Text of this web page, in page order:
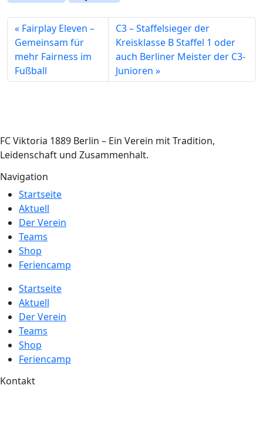
Fairplay Eleven –
Gemeinsam für
mehr Fairness im
Fußball
C3 – Staffelsieger der
Kreisklasse B Staffel 1 oder
auch Berliner Meister der C3-
Junioren
FC Viktoria 1889 Berlin – Ein Verein mit Tradition,
Leidenschaft und Zusammenhalt.
Navigation
Startseite
Aktuell
Der Verein
Teams
Shop
Feriencamp
Startseite
Aktuell
Der Verein
Teams
Shop
Feriencamp
Kontakt